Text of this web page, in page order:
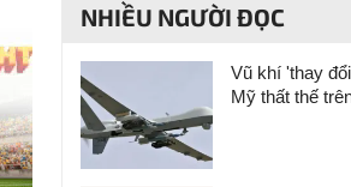
NHIỀU NGƯỜI ĐỌC
Vũ khí 'thay
Mỹ thất thế